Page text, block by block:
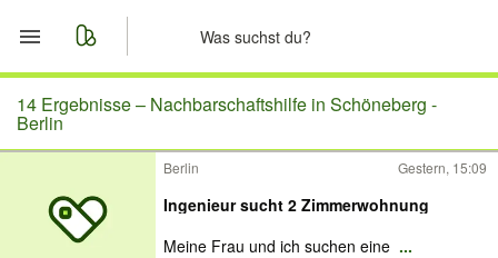
Start
Merkliste
Nachrichten
14 Ergebnisse – Nachbarschaftshilfe in Schöneberg -
Berlin
Berlin Gestern, 15:09
Ingenieur sucht 2 Zimmerwohnung
Meine Frau und ich suchen eine ...